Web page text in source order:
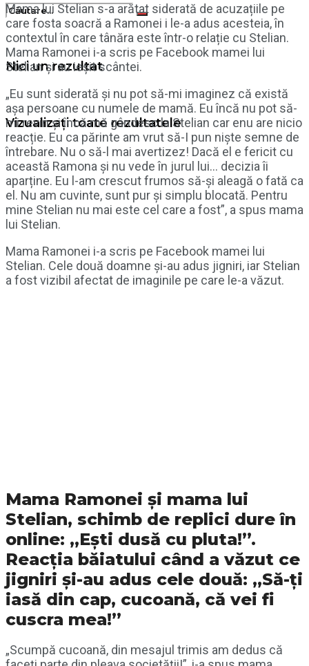
Nici un rezultat
Vizualizați toate rezultatele
Mama lui Stelian s-a arătat siderată de acuzațiile pe
care fosta soacră a Ramonei i le-a adus acesteia, în
contextul în care tânăra este într-o relație cu Stelian.
Mama Ramonei i-a scris pe Facebook mamei lui
Stelian și au ieșit scântei.
„Eu sunt siderată și nu pot să-mi imaginez că există
așa persoane cu numele de mamă. Eu încă nu pot să-
mi revin și încă mă gândesc la Stelian car enu are nicio
reacție. Eu ca părinte am vrut să-I pun niște semne de
întrebare. Nu o să-l mai avertizez! Dacă el e fericit cu
această Ramona și nu vede în jurul lui… decizia îi
aparține. Eu l-am crescut frumos să-și aleagă o fată ca
el. Nu am cuvinte, sunt pur și simplu blocată. Pentru
mine Stelian nu mai este cel care a fost”, a spus mama
lui Stelian.
Mama Ramonei i-a scris pe Facebook mamei lui
Stelian. Cele două doamne și-au adus jigniri, iar Stelian
a fost vizibil afectat de imaginile pe care le-a văzut.
Mama Ramonei și mama lui
Stelian, schimb de replici dure în
online: „Ești dusă cu pluta!”.
Reacția băiatului când a văzut ce
jigniri și-au adus cele două: „Să-ți
iasă din cap, cucoană, că vei fi
cuscra mea!”
„Scumpă cucoană, din mesajul trimis am dedus că